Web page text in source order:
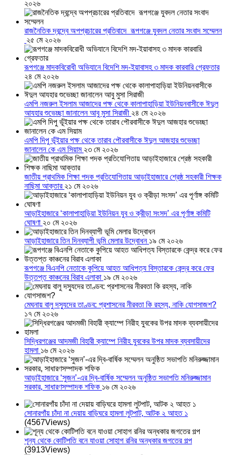
২০২৬
রাজনৈতিক দ্বন্দ্বে অপপ্রচারের প্রতিবাদে ‎রূপগঞ্জে যুবদল নেতার সংবাদ সম্মেলন
২৫ মে ২০২৬
রূপগঞ্জে মাদকবিরোধী অভিযানে বিদেশি মদ-ইয়াবাসহ ৩ মাদক কারবারি গ্রেফতার
২৪ মে ২০২৬
এমপি নজরুল ইসলাম আজাদের পক্ষ থেকে কালাপাহাড়িয়া ইউনিয়নবাসীকে ঈদুল
আযহার শুভেচ্ছা জানালেন আবু মুসা সিরাজী ২৪ মে ২০২৬
এমপি দিপু ভূঁইয়ার পক্ষ থেকে তারাব পৌরবাসীকে ঈদুল আজহার শুভেচ্ছা
জানালেন কে এম সিয়াম ২৩ মে ২০২৬
জাতীয় প্রাথমিক শিক্ষা পদক প্রতিযোগিতায় আড়াইহাজারে শ্রেষ্ঠ সহকারী শিক্ষক
নাছিমা আক্তার ২১ মে ২০২৬
আড়াইহাজারে ‘কালাপাহাড়িয়া ইউনিয়ন যুব ও ক্রীড়া সংসদ’ এর পূর্ণাঙ্গ কমিটি
ঘোষণা ২০ মে ২০২৬
আড়াইহাজারে তিন দিনব্যাপী ভূমি মেলার উদ্বোধন ১৯ মে ২০২৬
রূপগঞ্জে বিএনপি নেতাকে কুপিয়ে আহত আধিপত্য বিস্তারকে কেন্দ্র করে ফের
উত্তপ্ত কাঞ্চনের বিরাব এলাকা ১৯ মে ২০২৬
মেঘনায় বালু দস্যুদের তাণ্ডব: প্রশাসনের নীরবতা কি রহস্য, নাকি যোগসাজশ?
১৭ মে ২০২৬
সিদ্ধিরগঞ্জের আদমজী বিহারী ক্যাম্পে নিরীহ যুবকের উপর মাদক ব্যবসায়ীদের
হামলা ১৬ মে ২০২৬
আড়াইহাজারে ‘সুজন’-এর দ্বি-বার্ষিক সম্মেলন অনুষ্ঠিত সভাপতি মনিরুজ্জামান
সরকার, সাধারণসম্পাদক শফিক ১৬ মে ২০২৬
সোনারগাঁয় চাঁদা না দেয়ায় বাড়িঘরে হামলা লুটপাট, আটক ২ আহত ১
(4567Views)
শূন্য থেকে কোটিপতি বনে যাওয়া সোহাগ রনির অন্ধকার জগতের গল্প
(3913Views)